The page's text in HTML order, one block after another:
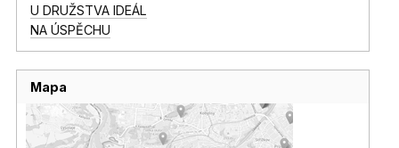
U DRUŽSTVA IDEÁL
NA ÚSPĚCHU
Mapa